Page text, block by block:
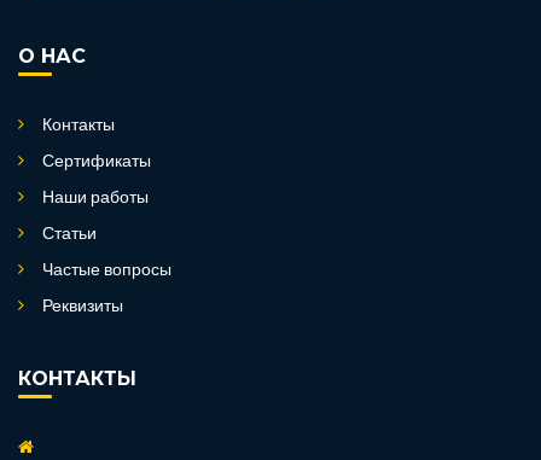
О НАС
Контакты
Сертификаты
Наши работы
Статьи
Частые вопросы
Реквизиты
КОНТАКТЫ